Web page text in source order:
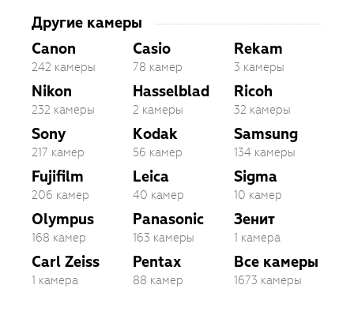
Другие камеры
Canon
242 камеры
Nikon
232 камеры
Sony
217 камер
Fujifilm
206 камер
Olympus
168 камер
Carl Zeiss
1 камера
Casio
78 камер
Hasselblad
2 камеры
Kodak
56 камер
Leica
40 камер
Panasonic
163 камеры
Pentax
88 камер
Rekam
3 камеры
Ricoh
32 камеры
Samsung
134 камеры
Sigma
10 камер
Зенит
1 камера
Все камеры
1673 камеры